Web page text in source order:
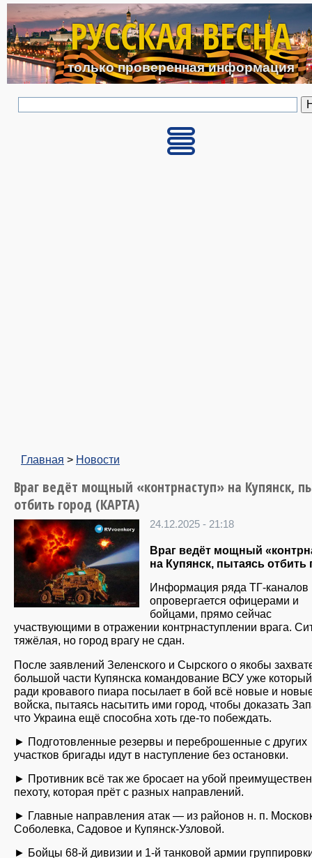
Перейти к основному
РУССКАЯ ВЕСНА
только проверенная информация
Главная > Новости
Враг ведёт мощный «контрнаступ» на Купянск,
отбить город (КАРТА)
24.12.2025 - 21:18
Враг ведёт мощный
на Купянск, пытаясь отбить
Информация ряда ТГ-каналов
опровергается офицерами и
бойцами, прямо сейчас
участвующими в отражении контрнаступлении врага.
тяжёлая, но город врагу не сдан.
После заявлений Зеленского и Сырского о якобы
большой части Купянска командование ВСУ уже
ради кровавого пиара посылает в бой всё новые и
войска, пытаясь насытить ими город, чтобы доказать
что Украина ещё способна хоть где-то побеждать.
► Подготовленные резервы и переброшенные с других
участков бригады идут в наступление без остановки.
► Противник всё так же бросает на убой
пехоту, которая прёт с разных направлений.
► Главные направления атак — из районов н. п.
Соболевка, Садовое и Купянск-Узловой.
► Бойцы 68-й дивизии и 1-й танковой армии